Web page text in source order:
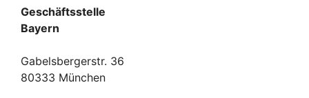
Geschäftsstelle
Bayern
Gabelsbergerstr. 36
80333 München